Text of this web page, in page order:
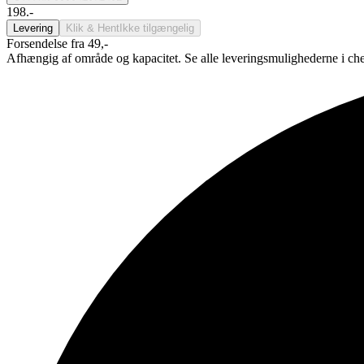
198.-
Levering Klik & Hent Ikke tilgængelig
Forsendelse fra 49,-
Afhængig af område og kapacitet. Se alle leveringsmulighederne i